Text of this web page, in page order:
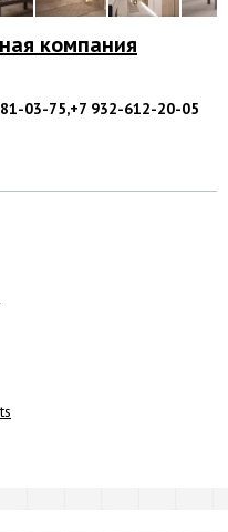
компания
03-75,+7 932-612-20-05